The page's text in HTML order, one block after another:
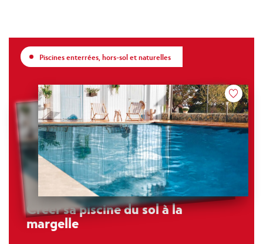
Piscines enterrées, hors-sol et naturelles
Créer sa piscine du sol à la
margelle